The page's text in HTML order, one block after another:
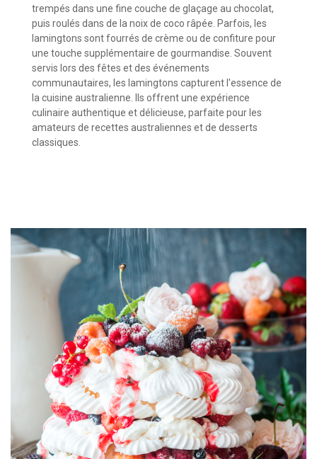
trempés dans une fine couche de glaçage au chocolat,
puis roulés dans de la noix de coco râpée. Parfois, les
lamingtons sont fourrés de crème ou de confiture pour
une touche supplémentaire de gourmandise. Souvent
servis lors des fêtes et des événements
communautaires, les lamingtons capturent l'essence de
la cuisine australienne. Ils offrent une expérience
culinaire authentique et délicieuse, parfaite pour les
amateurs de recettes australiennes et de desserts
classiques.